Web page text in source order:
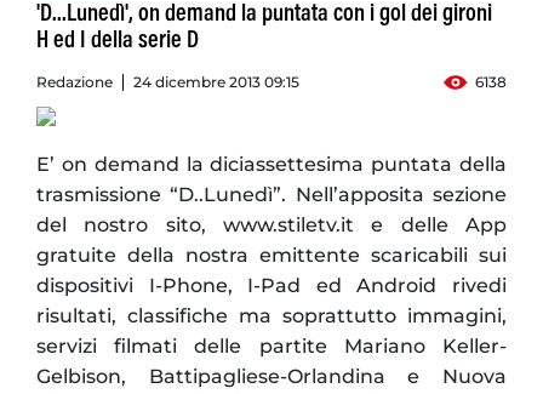
'D...Lunedì', on demand la puntata con i gol dei gironi
H ed I della serie D
Redazione 24 dicembre 2013 09:15 6138
E’ on demand la diciassettesima puntata della
trasmissione “D..Lunedì”. Nell’apposita sezione
del nostro sito, www.stiletv.it e delle App
gratuite della nostra emittente scaricabili sui
dispositivi I-Phone, I-Pad ed Android rivedi
risultati, classifiche ma soprattutto immagini,
servizi filmati delle partite Mariano Keller-
Gelbison, Battipagliese-Orlandina e Nuova